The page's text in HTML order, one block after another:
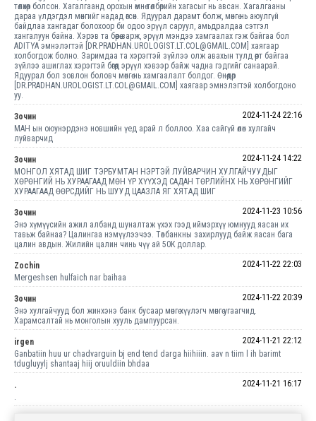
төлөхөөр болсон. Хагалгаанд орохын өмнө төлбөрийн хагасыг нь авсан. Хагалгааны
дараа үлдэгдэл мөнгийг надад өгсөн. Ядуурал дарамт болж, мөнгө нь аюулгүй
байдлаа хангадаг болохоор би одоо эрүүл саруул, амьдралдаа сэтгэл
хангалуун байна. Хэрэв та бөөрөө зарж, эрүүл мэндээ хамгаалах гэж байгаа бол
ADITYA эмнэлэгтэй [DR.PRADHAN.UROLOGIST.LT.COL@GMAIL.COM] хаягаар
холбогдож болно. Заримдаа та хэрэгтэй зүйлээ олж авахын тулд өөрт байгаа
зүйлээ ашиглах хэрэгтэй бөгөөд эрүүл хэвээр байж чадна гэдгийг санаарай.
Ядуурал бол зовлон боловч мөнгө нь хамгаалалт болдог. Өнөөдөр
[DR.PRADHAN.UROLOGIST.LT.COL@GMAIL.COM] хаягаар эмнэлэгтэй холбогдоно
уу.
Зочин
2024-11-24 22:16
МАН ын оюунэрдэнэ новшийн үед арай л боллоо. Хаа сайгүй өлөн хулгайч
луйварчид
Зочин
2024-11-24 14:22
МОНГОЛ ХЯТАД ШИГ ТЭРБУМТАН НЭРТЭЙ ЛУЙВАРЧИН ХУЛГАЙЧУУДЫГ
ХӨРӨНГИЙ НЬ ХУРААГААД МӨН ҮР ХҮҮХЭД САДАН ТӨРЛИЙНХ НЬ ХӨРӨНГИЙГ
ХУРААГААД ӨӨРСДИЙГ НЬ ШУУД ЦААЗЛА ЯГ ХЯТАД ШИГ
Зочин
2024-11-23 10:56
Энэ хүмүүсийн ажил албанд шуналтаж үхэх гээд иймэрхүү юмнууд яасан их
тавьж байнаа? Цалингаа нэмүүлээчээ. Төвбанкны захирлууд байж яасан бага
цалин авдын. Жилийн цалин чинь чүү ай 50K доллар.
Zochin
2024-11-22 22:03
Mergeshsen hulfaich nar baihaa
Зочин
2024-11-22 20:39
Энэ хулгайчууд бол жинхэнэ банк бусаар мөнгө хүүлэгч мөнгө угаагчид.
Харамсалтай нь монголын хууль дампуурсан.
irgen
2024-11-21 22:12
Ganbatiin huu ur chadvarguin bj end tend darga hiihiiin. aav n tiim l ih barimt
tdugluyylj shantaaj hiij oruuldiin bhdaa
.
2024-11-21 16:17
.